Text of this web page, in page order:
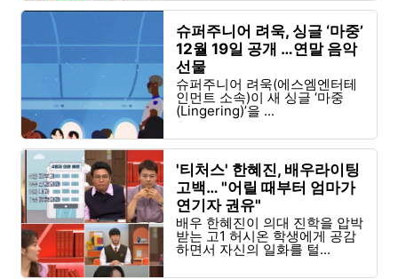
슈퍼주니어 려욱, 싱글 ‘마중’
12월 19일 공개 …연말 음악
선물
슈퍼주니어 려욱(에스엠엔터테
인먼트 소속)이 새 싱글 ‘마중
(Lingering)’을 ...
'티처스' 한혜진, 배우라이팅
고백… "어릴 때부터 엄마가
연기자 권유"
배우 한혜진이 의대 진학을 압박
받는 고1 허시온 학생에게 공감
하면서 자신의 일화를 털...